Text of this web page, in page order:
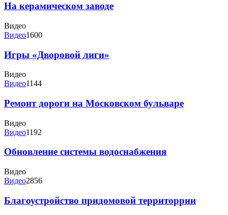
На керамическом заводе
Видео
Видео1600
Игры «Дворовой лиги»
Видео
Видео1144
Ремонт дороги на Московском бульваре
Видео
Видео1192
Обновление системы водоснабжения
Видео
Видео2856
Благоустройство придомовой территоррии